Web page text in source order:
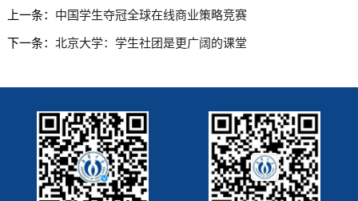
上一条： 中国学生夺冠全球在线商业策略竞赛
下一条： 北京大学：学生社团是更广阔的课堂